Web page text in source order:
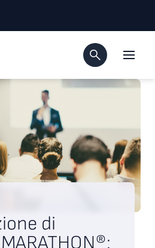
di